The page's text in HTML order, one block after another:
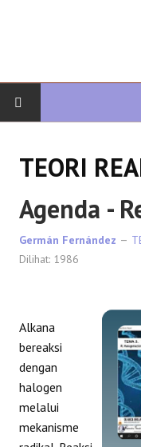
KIMIA ORGANIK
ORGANIK LANJUTAN
HETEROCYCLES
SPEKTROSKOPI
REAKSI
TEORI
Agenda -
Germán Fernández
Dilihat: 1986
Alkana
bereaksi
dengan
halogen
melalui
mekanisme